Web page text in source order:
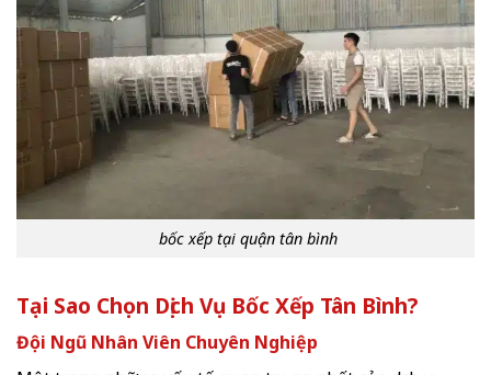
bốc xếp tại quận tân bình
Tại Sao Chọn Dịch Vụ Bốc Xếp Tân Bình?
Đội Ngũ Nhân Viên Chuyên Nghiệp